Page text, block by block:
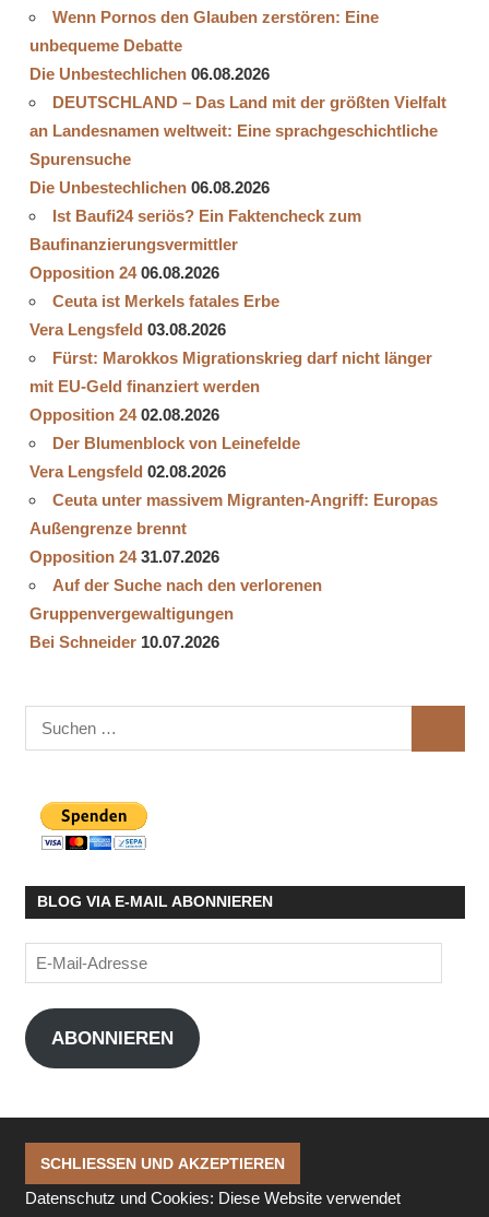
Wenn Pornos den Glauben zerstören: Eine
unbequeme Debatte
Die Unbestechlichen 06.08.2026
DEUTSCHLAND – Das Land mit der größten Vielfalt
an Landesnamen weltweit: Eine sprachgeschichtliche
Spurensuche
Die Unbestechlichen 06.08.2026
Ist Baufi24 seriös? Ein Faktencheck zum
Baufinanzierungsvermittler
Opposition 24 06.08.2026
Ceuta ist Merkels fatales Erbe
Vera Lengsfeld 03.08.2026
Fürst: Marokkos Migrationskrieg darf nicht länger
mit EU-Geld finanziert werden
Opposition 24 02.08.2026
Der Blumenblock von Leinefelde
Vera Lengsfeld 02.08.2026
Ceuta unter massivem Migranten-Angriff: Europas
Außengrenze brennt
Opposition 24 31.07.2026
Auf der Suche nach den verlorenen
Gruppenvergewaltigungen
Bei Schneider 10.07.2026
Suchen
nach:
BLOG VIA E-MAIL ABONNIEREN
E-
Mail-
Adresse
ABONNIEREN
Datenschutz und Cookies: Diese Website verwendet